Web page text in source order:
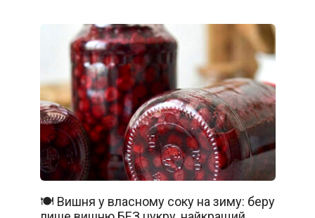
🍽️ Вишня у власному соку на зиму: беру